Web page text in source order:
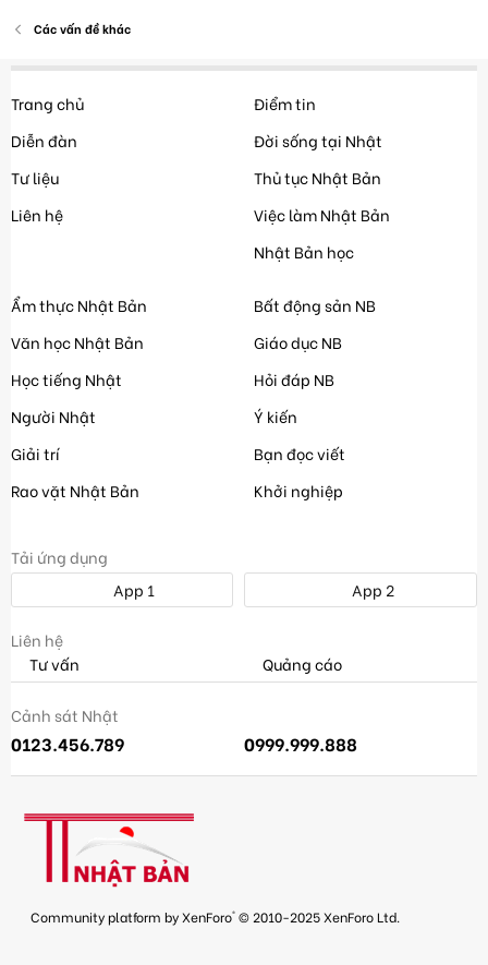
Các vấn đề khác
Trang chủ
Diễn đàn
Tư liệu
Liên hệ
Điểm tin
Đời sống tại Nhật
Thủ tục Nhật Bản
Việc làm Nhật Bản
Nhật Bản học
Ẩm thực Nhật Bản
Văn học Nhật Bản
Học tiếng Nhật
Người Nhật
Giải trí
Rao vặt Nhật Bản
Bất động sản NB
Giáo dục NB
Hỏi đáp NB
Ý kiến
Bạn đọc viết
Khởi nghiệp
Tải ứng dụng
App 1
App 2
Liên hệ
Tư vấn
Quảng cáo
Cảnh sát Nhật
0123.456.789 0999.999.888
Community platform by XenForo® © 2010-2025 XenForo Ltd.